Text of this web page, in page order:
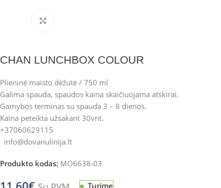
CHAN LUNCHBOX COLOUR
Plieninė maisto dėžutė / 750 ml
Galima spauda, spaudos kaina skaičiuojama atskirai.
Gamybos terminas su spauda 3 – 8 dienos.
Kaina peteikta užsakant 30vnt.
+37060629115
info@dovanulinija.lt
Produkto kodas: MO6638-03
Turime